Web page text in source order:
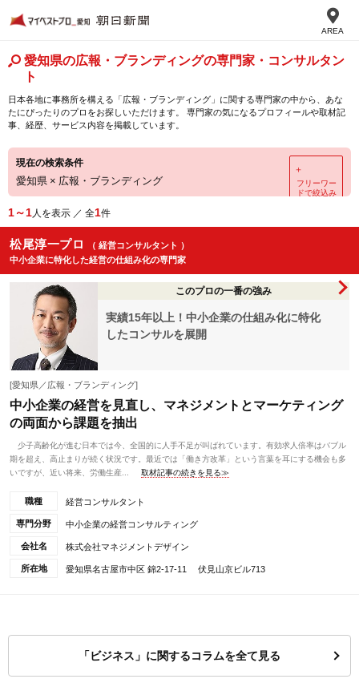
AREA
愛知県の広報・ブランディングの専門家・コンサルタン
ト
日本各地に事務所を構える「広報・ブランディング」に関する専門家の中から、あな
たにぴったりのプロをお探しいただけます。 専門家の気になるプロフィールや取材記
事、経歴、サービス内容を掲載しています。
現在の検索条件
愛知県 × 広報・ブランディング
＋
フリーワー
ドで絞込み
1～1人を表示 ／ 全1件
松尾淳一プロ
（ 経営コンサルタント ）
中小企業に特化した経営の仕組み化の専門家
このプロの一番の強み
実績15年以上！中小企業の仕組み化に特化
したコンサルを展開
[愛知県／広報・ブランディング]
中小企業の経営を見直し、マネジメントとマーケティング
の両面から課題を抽出
少子高齢化が進む日本では今、全国的に人手不足が叫ばれています。有効求人倍率はバブル
期を超え、高止まりが続く状況です。最近では「働き方改革」という言葉を耳にする機会も多
いですが、近い将来、労働生産...
取材記事の続きを見る≫
職種 経営コンサルタント
専門分野 中小企業の経営コンサルティング
会社名 株式会社マネジメントデザイン
所在地 愛知県名古屋市中区 錦2-17-11 伏見山京ビル713
「ビジネス」に関するコラムを全て見る